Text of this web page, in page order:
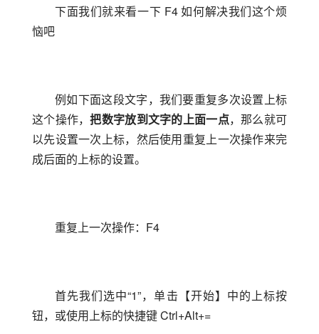
下面我们就来看一下 F4 如何解决我们这个烦
恼吧
例如下面这段文字，我们要重复多次设置上标
这个操作，把数字放到文字的上面一点，那么就可
以先设置一次上标，然后使用重复上一次操作来完
成后面的上标的设置。
重复上一次操作：F4
首先我们选中“1”，单击【开始】中的上标按
钮，或使用上标的快捷键 Ctrl+Alt+=